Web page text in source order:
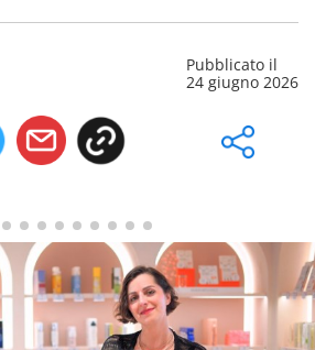
Pubblicato il
24 giugno 2026